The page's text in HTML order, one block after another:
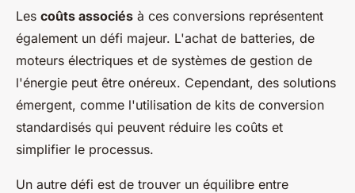
Les coûts associés à ces conversions représentent
également un défi majeur. L'achat de batteries, de
moteurs électriques et de systèmes de gestion de
l'énergie peut être onéreux. Cependant, des solutions
émergent, comme l'utilisation de kits de conversion
standardisés qui peuvent réduire les coûts et
simplifier le processus.
Un autre défi est de trouver un équilibre entre